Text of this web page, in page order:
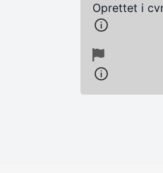
Oprettet i